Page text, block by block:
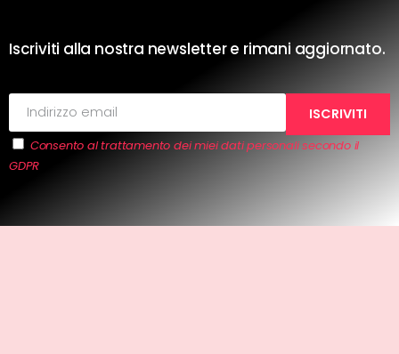
Iscriviti alla nostra newsletter e rimani aggiornato.
Consento al trattamento dei miei dati personali secondo il
GDPR